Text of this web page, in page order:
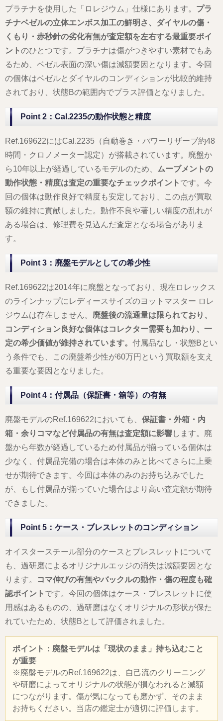
プラチナを使用した「ロレジウム」仕様にあります。 プラ
チナベゼルの立体エンボス加工の鮮明さ、ダイヤルの傷・
くもり・赤秒針の劣化有無が査定額を左右する最重要ポイ
ントのひとつです。プラチナは傷がつきやすい素材でもあ
るため、ベゼル表面の深い傷は減額要因となります。今回
の個体はベゼルとダイヤルのコンディションが比較的維持
されており、状態Bの範囲内でプラス評価となりました。
Point 2：Cal.2235の動作状態と精度
Ref.169622にはCal.2235（自動巻き・パワーリザーブ約48
時間・クロノメーター認定）が搭載されています。廃盤か
ら10年以上が経過しているモデルのため、 ムーブメントの
動作状態・精度は査定の重要なチェックポイント です。今
回の個体は動作良好で精度も安定しており、この点が買取
額の維持に貢献しました。動作不良や著しい精度の乱れが
ある場合は、修理費を見込んだ査定となる場合がありま
す。
Point 3：廃盤モデルとしての希少性
Ref.169622は2014年に廃盤となっており、現在ロレックス
のラインナップにレディースサイズのヨットマスター ロレ
ジウムは存在しません。 廃盤後の流通量は限られており、
コンディション良好な個体はコレクター需要も加わり、一
定の希少価値が維持されています。 付属品なし・状態Bとい
う条件でも、この廃盤希少性が60万円という買取額を支え
る重要な要因となりました。
Point 4：付属品（保証書・箱等）の有無
廃盤モデルのRef.169622においても、 保証書・外箱・内
箱・余りコマなど付属品の有無は査定額に影響します。廃
盤から年数が経過しているため付属品が揃っている個体は
少なく、付属品完備の場合は本体のみと比べてさらに上乗
せが期待できます。今回は本体のみのお持ち込みでした
が、もし付属品が揃っていた場合はより高い査定額が期待
できました。
Point 5：ケース・ブレスレットのコンディション
オイスタースチール部分のケースとブレスレットについて
も、過研磨によるオリジナルエッジの消失は減額要因とな
ります。
コマ伸びの有無やバックルの動作・傷の程度も確
認ポイント です。今回の個体はケース・ブレスレットに使
用感はあるものの、過研磨はなくオリジナルの形状が保た
れていたため、状態Bとして評価されました。
ポイント：廃盤モデルは「現状のまま」持ち込むこと
が重要
※廃盤モデルのRef.169622は、自己流のクリーニング
や研磨によってオリジナルの状態が損なわれると減額
につながります。傷が気になっても磨かず、そのまま
お持ちください。当店の鑑定士が適切に評価します。